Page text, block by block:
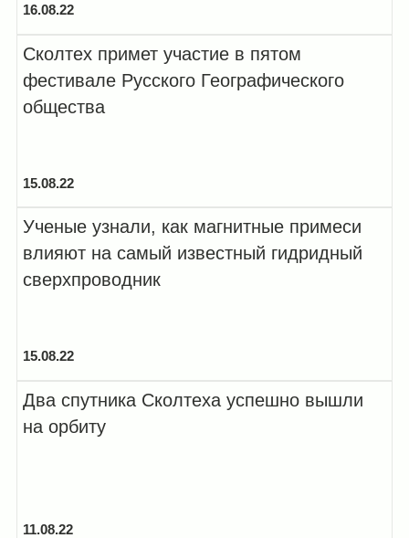
16.08.22
Сколтех примет участие в пятом
фестивале Русского Географического
общества
15.08.22
Ученые узнали, как магнитные примеси
влияют на самый известный гидридный
сверхпроводник
15.08.22
Два спутника Сколтеха успешно вышли
на орбиту
11.08.22